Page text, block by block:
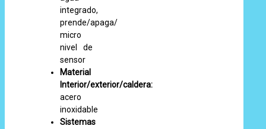
integrado,
prende/apaga/
micro
nivel de
sensor
Material
Interior/exterior/caldera:
acero
inoxidable
Sistemas